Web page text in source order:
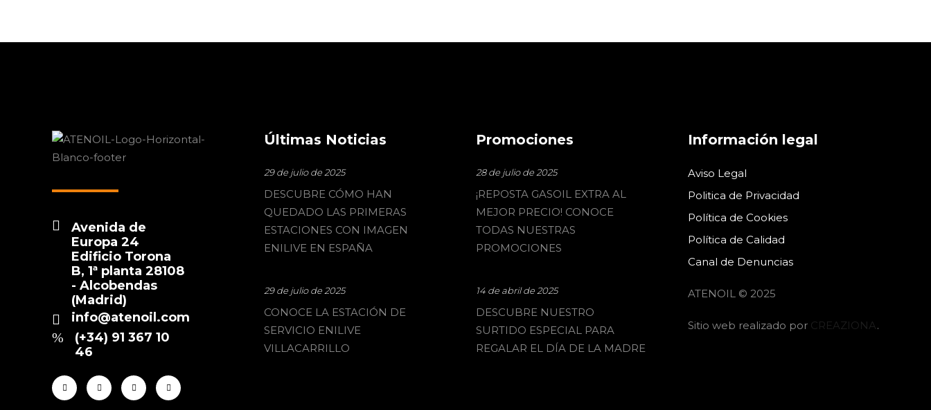
Avenida de
Europa 24
Edificio Torona
B, 1ª planta 28108
- Alcobendas
(Madrid)
info@atenoil.com
(+34) 91 367 10
46
Últimas Noticias
29 de julio de 2025
DESCUBRE CÓMO HAN
QUEDADO LAS PRIMERAS
ESTACIONES CON IMAGEN
ENILIVE EN ESPAÑA
29 de julio de 2025
CONOCE LA ESTACIÓN DE
SERVICIO ENILIVE
VILLACARRILLO
Promociones
28 de julio de 2025
¡REPOSTA GASOIL EXTRA AL
MEJOR PRECIO! CONOCE
TODAS NUESTRAS
PROMOCIONES
14 de abril de 2025
DESCUBRE NUESTRO
SURTIDO ESPECIAL PARA
REGALAR EL DÍA DE LA MADRE
Información legal
Aviso Legal
Politica de Privacidad
Política de Cookies
Política de Calidad
Canal de Denuncias
ATENOIL © 2025
Sitio web realizado por CREAZIONA.